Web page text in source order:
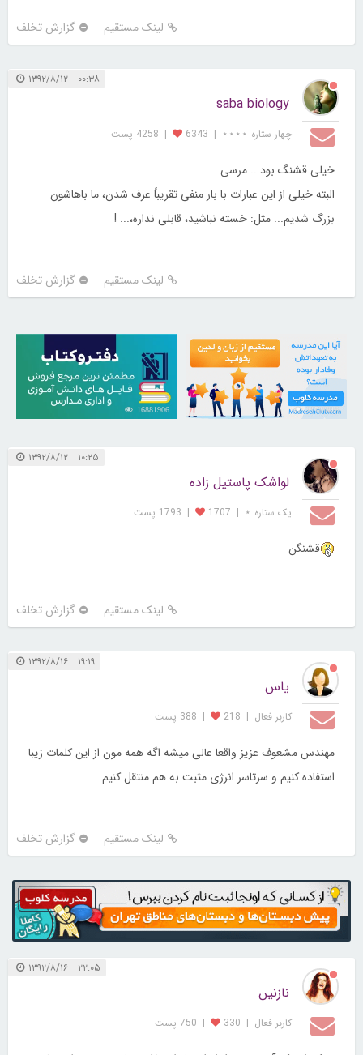
لینک مستقیم گزارش تخلف
۰۰:۳۸ ۱۳۹۲/۸/۱۲
saba biology
چهار ستاره ⋆⋆⋆⋆ |
6343
| 4258 پست
خیلی قشنگ بود .. مرسی
البته خیلی از این عبارات با بار منفی تقریباً عرف شدن، ما باهاشون
بزرگ شدیم... مثل: خسته نباشید، قابلی نداره،... !
لینک مستقیم گزارش تخلف
21733816
16881906
۱۰:۲۵ ۱۳۹۲/۸/۱۲
لواشک پاستیل زاده
یک ستاره ⋆ |
1707
| 1793 پست
قشنگن
لینک مستقیم گزارش تخلف
۱۹:۱۹ ۱۳۹۲/۸/۱۶
یاس
کاربر فعال |
218
| 388 پست
مهندس مشعوف عزیز واقعا عالی میشه اگه همه مون از این کلمات زیبا
استفاده کنیم و سرتاسر انرژی مثبت به هم منتقل کنیم
لینک مستقیم گزارش تخلف
۲۲:۰۵ ۱۳۹۲/۸/۱۶
نازنین
کاربر فعال |
330
| 750 پست